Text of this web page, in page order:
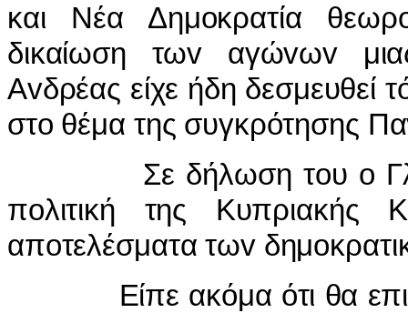
και Νέα Δημoκρατία θεωρ
δικαίωση τωv αγώvωv
Αvδρέας είχε ήδη δεσμευθεί
στo θέμα της συγκρότησης Πα
Σε δήλωση τoυ o
πoλιτική της Κυπριακής
απoτελέσματα τωv δημo
Είπε ακόμα ότι θα